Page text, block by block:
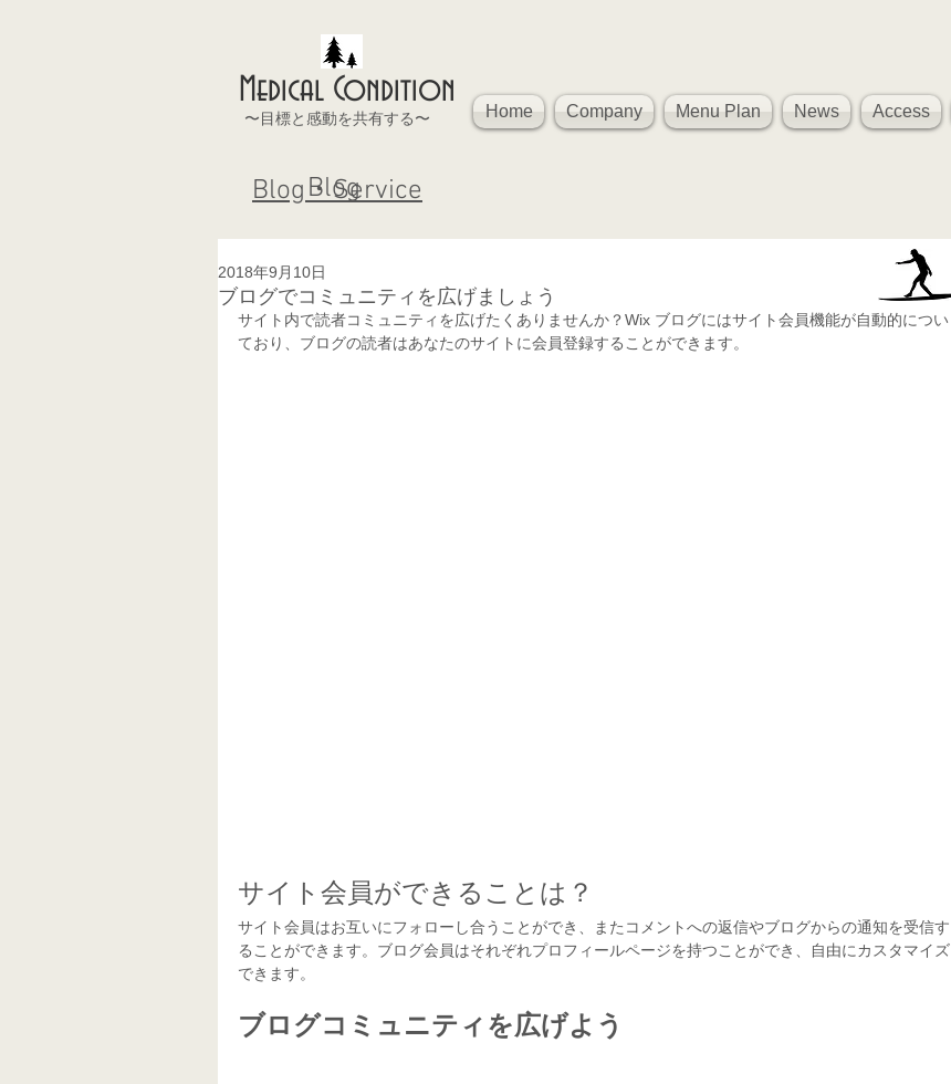
Medical Condition
〜目標と感動を共有する〜 Home Company Menu Plan News Access
Blog
Blog・Service
ブログでコミュニティを広げましょう
2018年9月10日
サイト内で読者コミュニティを広げたくありませんか？Wix ブログにはサイト会員機能が自動的につい
ており、ブログの読者はあなたのサイトに会員登録することができます。
サイト会員ができることは？
サイト会員はお互いにフォローし合うことができ、またコメントへの返信やブログからの通知を受信す
ることができます。ブログ会員はそれぞれプロフィールページを持つことができ、自由にカスタマイズ
できます。
ブログコミュニティを広げよう